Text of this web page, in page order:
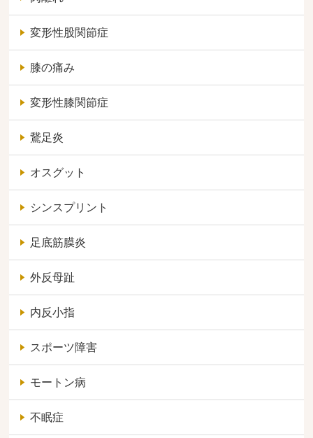
変形性股関節症
膝の痛み
変形性膝関節症
鵞足炎
オスグット
シンスプリント
足底筋膜炎
外反母趾
内反小指
スポーツ障害
モートン病
不眠症